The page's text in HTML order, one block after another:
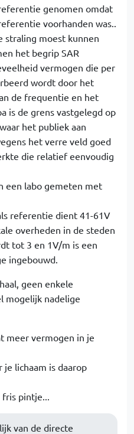
genomen omdat
voorhanden was..
straling moest kunnen
het begrip SAR
vermogen die per
wordt door het
de frequentie en het
is de grens vastgelegd op
het publiek aan
het verre veld goed
die relatief eenvoudig
een labo gemeten met
referentie dient 41-61V
overheden in de steden
tot 3 en 1V/m is een
ingebouwd.
geen enkele
mogelijk nadelige
meer vermogen in je
je lichaam is daarop
pintje...
van de directe